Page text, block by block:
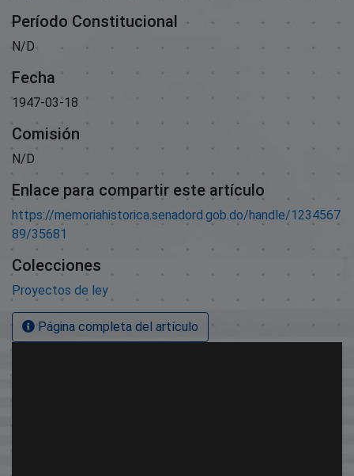
Período Constitucional
N/D
Fecha
1947-03-18
Comisión
N/D
Enlace para compartir este artículo
https://memoriahistorica.senadord.gob.do/handle/1234567
89/35681
Colecciones
Proyectos de ley
Página completa del artículo